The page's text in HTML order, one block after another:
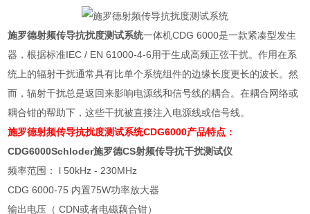
施罗德射频传导抗扰度测试系统一体机CDG 6000是一款紧凑型发生
器，根据标准IEC / EN 61000-4-6用于生成高频正弦干扰。作用在系
统上的辐射干扰通常具有比单个系统组件的边缘长度更长的波长。然
而，辐射干扰总是返回来影响电源线和信号线的耦合。在耦合网络或
耦合钳的帮助下，这些干扰被直接注入电源线或信号线。
施罗德射频传导抗扰度测试系统CDG6000产品特点：
CDG6000Schloder施罗德CS射频传导抗干扰测试仪
频率范围：
l 50kHz - 230MHz
CDG 6000-75 内置75W功率放大器
输出电压（ CDN或者电磁藕合钳）